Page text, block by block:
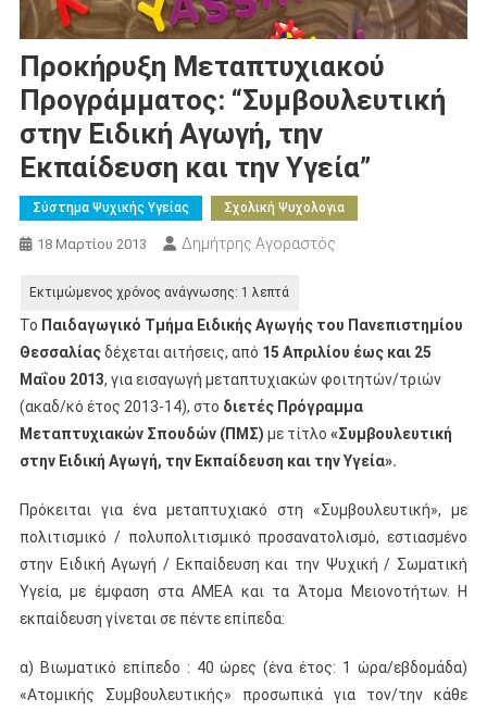
Προκήρυξη Μεταπτυχιακού
Προγράμματος: “Συμβουλευτική
στην Ειδική Αγωγή, την
Εκπαίδευση και την Υγεία”
Σύστημα Ψυχικής Υγείας Σχολική Ψυχολογια
18 Μαρτίου 2013 Δημήτρης Αγοραστός
Το Παιδαγωγικό Τμήμα Ειδικής Αγωγής του Πανεπιστημίου
Θεσσαλίαςδέχεται αιτήσεις, από 15 Απριλίου έως και 25
Μαΐου 2013, για εισαγωγή μεταπτυχιακών φοιτητών/τριών
(ακαδ/κό έτος 2013-14), στο διετές Πρόγραμμα
Μεταπτυχιακών Σπουδών (ΠΜΣ) με τίτλο «Συμβουλευτική
στην Ειδική Αγωγή, την Εκπαίδευση και την Υγεία».
Πρόκειται για ένα μεταπτυχιακό στη «Συμβουλευτική», με
πολιτισμικό / πολυπολιτισμικό προσανατολισμό, εστιασμένο
στην Ειδική Αγωγή / Εκπαίδευση και την Ψυχική / Σωματική
Υγεία, με έμφαση στα ΑΜΕΑ και τα Άτομα Μειονοτήτων. Η
εκπαίδευση γίνεται σε πέντε επίπεδα:
α) Βιωματικό επίπεδο : 40 ώρες (ένα έτος: 1 ώρα/εβδομάδα)
«Ατομικής Συμβουλευτικής» προσωπικά για τον/την κάθε